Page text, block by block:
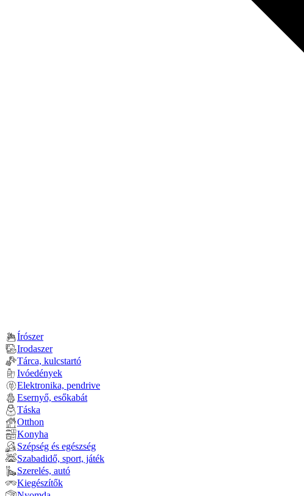
Írószer
Irodaszer
Tárca, kulcstartó
Ivóedények
Elektronika, pendrive
Esernyő, esőkabát
Táska
Otthon
Konyha
Szépség és egészség
Szabadidő, sport, játék
Szerelés, autó
Kiegészítők